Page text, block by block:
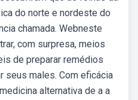
do norte e nordeste do
chamada. Webneste
com surpresa, meios
de preparar remédios
seus males. Com eficácia
alternativa de a a